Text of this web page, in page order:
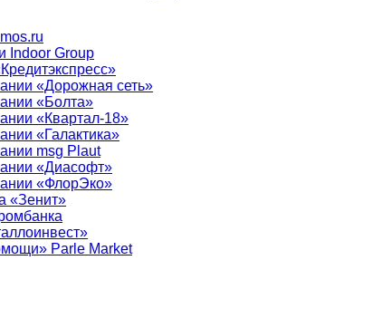
Indoor Group
«Дорожная сеть»
«Болта»
«Квартал-18»
«Галактика»
msg Plaut
«Диасофт»
«ФлорЭко»
«Зенит»
Parle Market